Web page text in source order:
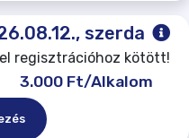
szerda
regisztrációhoz kötött!
3.000 Ft/Alkalom